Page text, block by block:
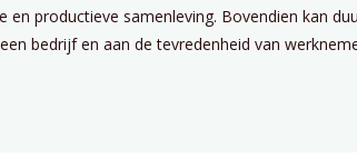
en productieve samenleving. Bovendien kan
bedrijf en aan de tevredenheid van